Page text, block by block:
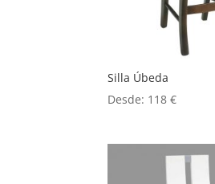
Silla Úbeda
Desde: 118€